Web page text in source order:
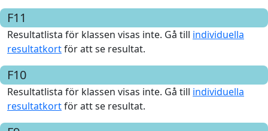
F11
Resultatlista för klassen visas inte. Gå till individuella
resultatkortför att se resultat.
F10
Resultatlista för klassen visas inte. Gå till individuella
resultatkortför att se resultat.